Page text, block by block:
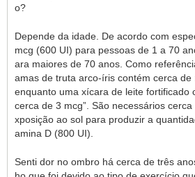
o?
Depende da idade. De acordo com
mcg (600 UI) para pessoas de 1 a 70
ara maiores de 70 anos. Como
amas de truta arco-íris contém cerca de
enquanto uma xícara de leite fortificado
cerca de 3 mcg”. São necessários
xposição ao sol para produzir a
amina D (800 UI).
Senti dor no ombro há cerca de três